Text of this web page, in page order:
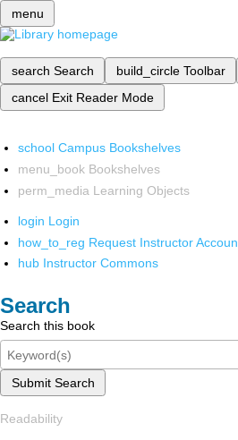
menu
search Search build_circle Toolbar
cancel Exit Reader Mode
school Campus Bookshelves
menu_book Bookshelves
perm_media Learning Objects
login Login
how_to_reg Request Instructor
hub Instructor Commons
Search
Search this book
Submit Search
Readability